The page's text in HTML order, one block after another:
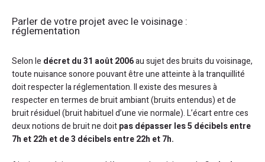
Parler de votre projet avec le voisinage :
réglementation
Selon le décret du 31 août 2006au sujet des bruits du voisinage,
toute nuisance sonore pouvant être une atteinte à la tranquillité
doit respecter la réglementation. Il existe des mesures à
respecter en termes de bruit ambiant (bruits entendus) et de
bruit résiduel (bruit habituel d’une vie normale). L’écart entre ces
deux notions de bruit ne doitpas dépasser les 5 décibels entre
7h et 22h et de 3 décibels entre 22h et 7h.